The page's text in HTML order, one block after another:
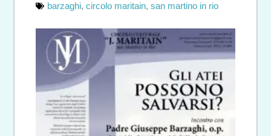
barzaghi, circolo maritain, san martino in rio